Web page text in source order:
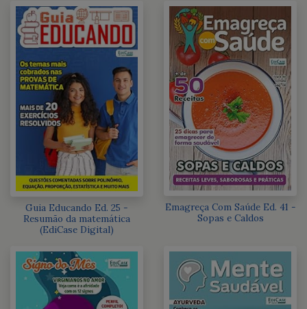
Guia Educando Ed. 25 -
Resumão da matemática
(EdiCase Digital)
Emagreça Com Saúde Ed. 41 -
Sopas e Caldos